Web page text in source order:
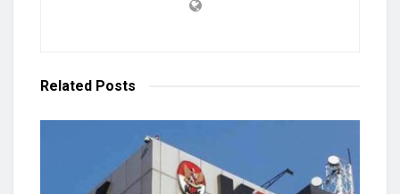
Related Posts